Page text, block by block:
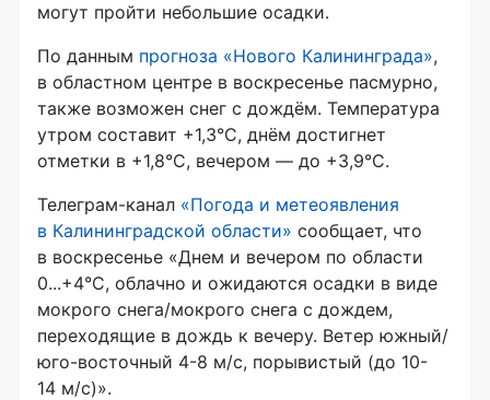
могут пройти небольшие осадки.
По данным прогноза «Нового Калининграда»,
в областном центре в воскресенье пасмурно,
также возможен снег с дождём. Температура
утром составит +1,3°C, днём достигнет
отметки в +1,8°C, вечером — до +3,9°C.
Телеграм-канал «Погода и метеоявления
в Калининградской области» сообщает, что
в воскресенье «Днем и вечером по области
0...+4°С, облачно и ожидаются осадки в виде
мокрого снега/мокрого снега с дождем,
переходящие в дождь к вечеру. Ветер южный/
юго-восточный 4-8 м/с, порывистый (до 10-
14 м/с)».